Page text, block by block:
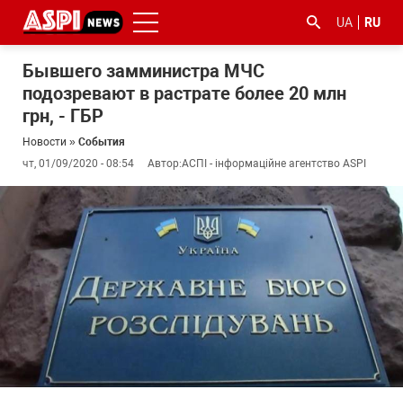
UA RU
Бывшего замминистра МЧС
подозревают в растрате более 20 млн
грн, - ГБР
Новости » События
чт, 01/09/2020 - 08:54
Автор:АСПІ - інформаційне агентство ASPI
#ООС
#боротьба
корупцією
#гфс #Киев #коронавірус